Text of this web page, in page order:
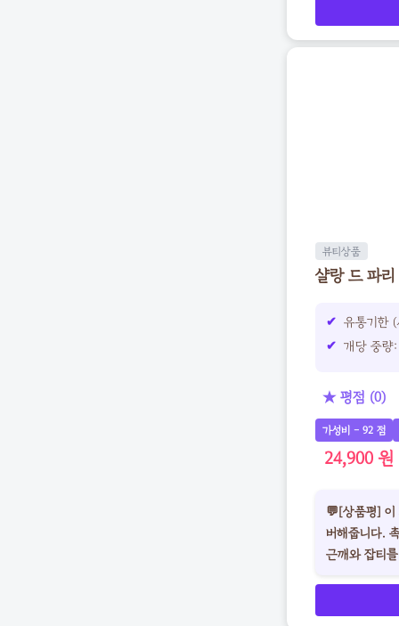
뷰티상품
샬랑 드 파
유통기한
개당 중량:
★ 평점 (0)
가성비 - 92 점
24,900 원
💬[상품평] 이
버해줍니다.
근깨와 잡티